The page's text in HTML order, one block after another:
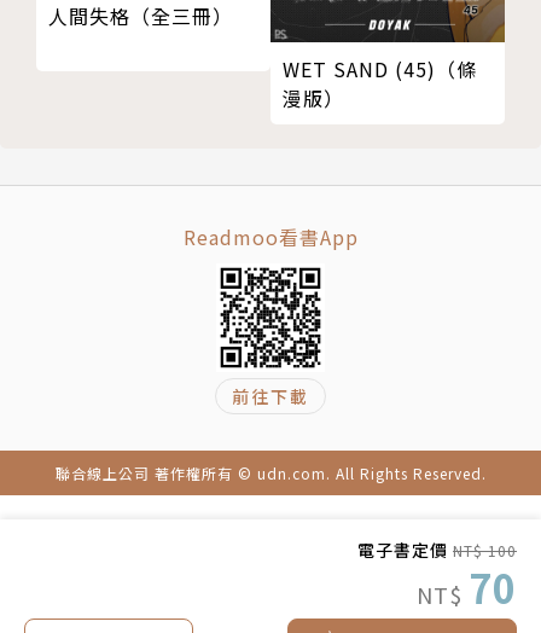
電子書定價 NT$ 100
NT$ 70
人間失格（全三冊）
WET SAND (45)（條
漫版）
Readmoo看書App
前往下載
聯合線上公司 著作權所有 © udn.com. All Rights Reserved.